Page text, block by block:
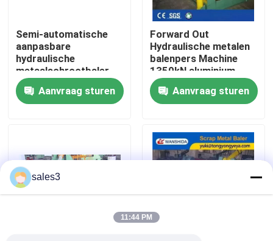
Kwaliteitscontrole
Neem contact met ons op
Gevallen
Vraag een offerte
Semi-automatische
aanpasbare
hydraulische
metaalschrootbaler
met een hoge
dichtheid voor
recyclingcentra
Aanvraag sturen
Forward Out
Hydraulische metalen
balenpers Machine
1350kN aluminium
schrootpers
Aanvraag sturen
sales3
11:44 PM